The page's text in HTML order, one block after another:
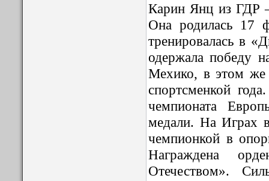
Карин Янц из ГДР
Она родилась 17
тренировалась в
одержала победу
Мехико, в этом же
спортсменкой
чемпионата
медали. На Играх
чемпионкой в
Награждена
Отечеством».